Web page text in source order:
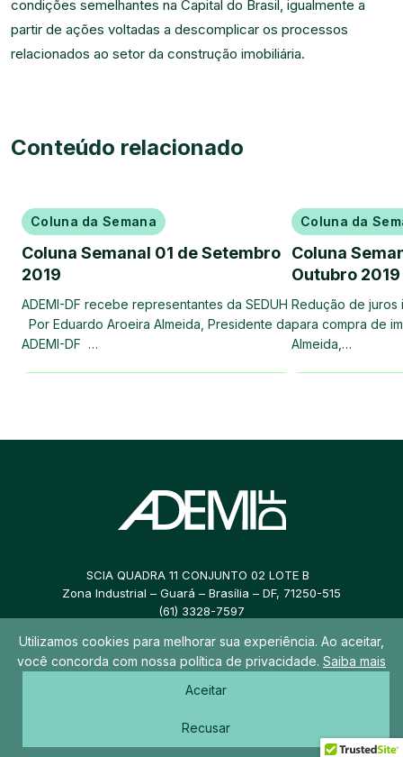
condições semelhantes na Capital do Brasil, igualmente a
partir de ações voltadas a descomplicar os processos
relacionados ao setor da construção imobiliária.
Conteúdo relacionado
Coluna da Semana
Coluna Semanal 01 de Setembro
2019
ADEMI-DF recebe representantes da SEDUH
Por Eduardo Aroeira Almeida, Presidente da
ADEMI-DF …
Coluna da
Coluna
Outubro 2019
Redução de juros
para compra de
Almeida,…
SCIA QUADRA 11 CONJUNTO 02 LOTE B
Zona Industrial – Guará – Brasília – DF, 71250-515
(61) 3328-7597
ademidf@ademidf.com.br
Utilizamos cookies para melhorar sua experiência. Ao aceitar,
você concorda com nossa política de privacidade. Saiba mais
Aceitar
Recusar